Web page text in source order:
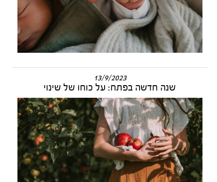
13/9/2023
שנה חדשה בפתח: על כוחו של שינוי